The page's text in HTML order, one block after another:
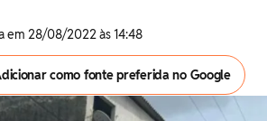
em 28/08/2022 às 14:48
como fonte preferida no Google